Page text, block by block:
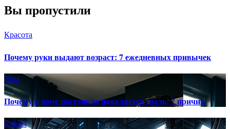
Вы пропустили
Красота
Почему руки выдают возраст: 7 ежедневных привычек
Дом
Почему в доме постоянно появляется пыль: 7 причин
Курсы